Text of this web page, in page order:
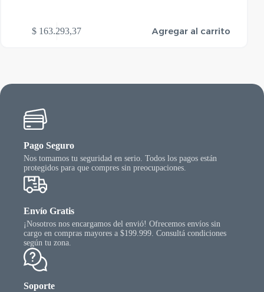
$ 163.293,37 Agregar al carrito
Pago Seguro
Nos tomamos tu seguridad en serio. Todos los pagos están
protegidos para que compres sin preocupaciones.
Envío Gratis
¡Nosotros nos encargamos del envió! Ofrecemos envíos sin
cargo en compras mayores a $199.999. Consultá condiciones
según tu zona.
Soporte